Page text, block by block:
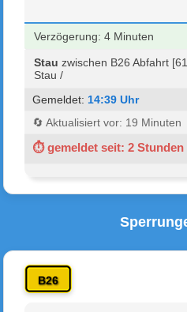
Verzögerung: 4 Minuten
Stau zwischen B26 Abfahrt
Stau /
Gemeldet: 14:39 Uhr
🔄 Aktualisiert vor: 19 Minuten
⏱ gemeldet seit: 2 Stunden
B26